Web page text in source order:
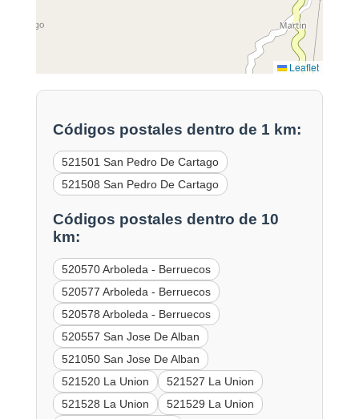
Leaflet
Códigos postales dentro de 1 km:
521501 San Pedro De Cartago
521508 San Pedro De Cartago
Códigos postales dentro de 10
km:
520570 Arboleda - Berruecos
520577 Arboleda - Berruecos
520578 Arboleda - Berruecos
520557 San Jose De Alban
521050 San Jose De Alban
521520 La Union
521527 La Union
521528 La Union
521529 La Union